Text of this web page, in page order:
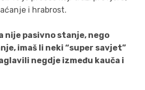
i hrabrost.
nije pasivno stanje, nego
imaš li neki “super savjet”
negdje između kauča i